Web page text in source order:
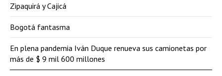
Zipaquirá y Cajicá
Bogotá fantasma
En plena pandemia Iván Duque renueva sus camionetas por
más de $ 9 mil 600 millones